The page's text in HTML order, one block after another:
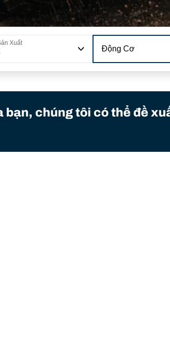
Xuất
Động Cơ
bạn, chúng tôi có thể đề